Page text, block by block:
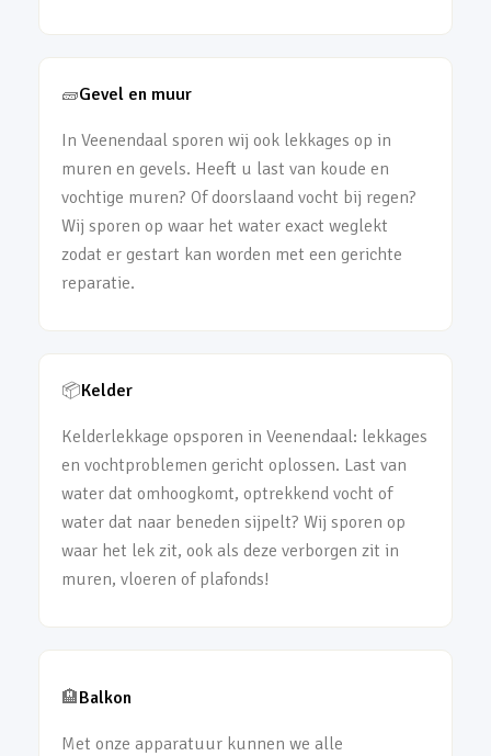
🧱Gevel en muur
In Veenendaal sporen wij ook lekkages op in
muren en gevels. Heeft u last van koude en
vochtige muren? Of doorslaand vocht bij regen?
Wij sporen op waar het water exact weglekt
zodat er gestart kan worden met een gerichte
reparatie.
📦Kelder
Kelderlekkage opsporen in Veenendaal: lekkages
en vochtproblemen gericht oplossen. Last van
water dat omhoogkomt, optrekkend vocht of
water dat naar beneden sijpelt? Wij sporen op
waar het lek zit, ook als deze verborgen zit in
muren, vloeren of plafonds!
🏨Balkon
Met onze apparatuur kunnen we alle